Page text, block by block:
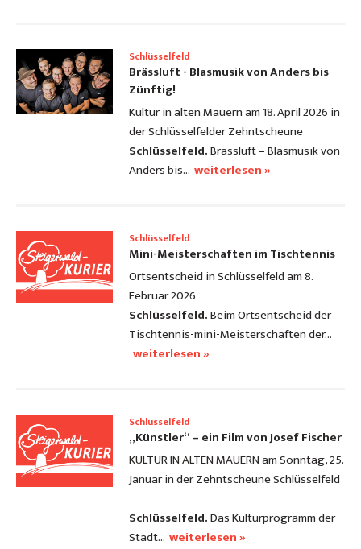
Schlüsselfeld
Brässluft - Blasmusik von Anders bis
Zünftig!
Kultur in alten Mauern am 18. April 2026 in
der Schlüsselfelder Zehntscheune
Schlüsselfeld.Brässluft – Blasmusik von
Anders bis… weiterlesen »
Schlüsselfeld
Mini-Meisterschaften im Tischtennis
Ortsentscheid in Schlüsselfeld am 8.
Februar 2026
Schlüsselfeld.Beim Ortsentscheid der
Tischtennis-mini-Meisterschaften der…
weiterlesen »
Schlüsselfeld
„Künstler“ – ein Film von Josef Fischer
KULTUR IN ALTEN MAUERN am Sonntag, 25.
Januar in der Zehntscheune Schlüsselfeld
Schlüsselfeld.Das Kulturprogramm der
Stadt… weiterlesen »